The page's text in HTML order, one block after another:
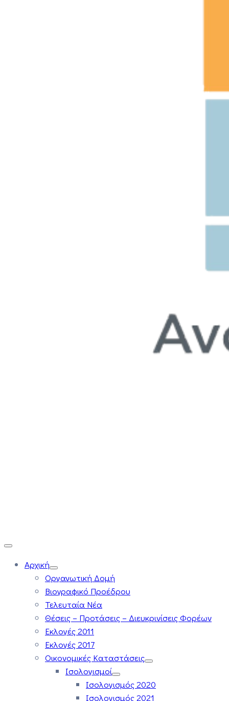
Αρχική
Οργανωτική Δομή
Βιογραφικό Προέδρου
Τελευταία Νέα
Θέσεις – Προτάσεις – Διευκρινίσεις Φορέων
Εκλογές 2011
Εκλογές 2017
Οικονομικές Καταστάσεις
Ισολογισμοί
Ισολογισμός 2020
Ισολογισμός 2021